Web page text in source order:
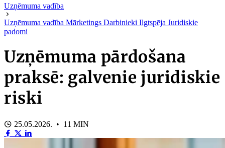
Uzņēmuma vadība
Uzņēmuma vadība Mārketings Darbinieki Ilgtspēja Juridiskie
padomi
Uzņēmuma pārdošana
praksē: galvenie juridiskie
riski
25.05.2026. • 11 MIN